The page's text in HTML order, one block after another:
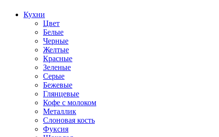
Кухни
Цвет
Белые
Черные
Желтые
Красные
Зеленые
Серые
Бежевые
Глянцевые
Кофе с молоком
Металлик
Слоновая кость
Фуксия